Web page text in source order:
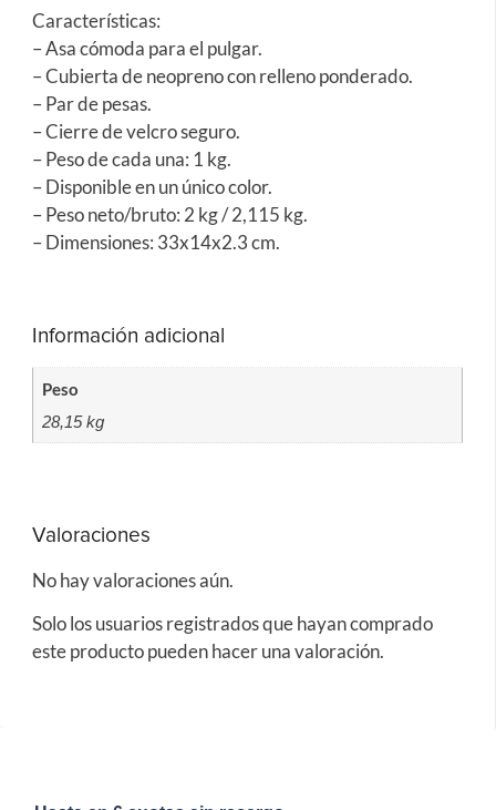
Características:
– Asa cómoda para el pulgar.
– Cubierta de neopreno con relleno ponderado.
– Par de pesas.
– Cierre de velcro seguro.
– Peso de cada una: 1 kg.
– Disponible en un único color.
– Peso neto/bruto: 2 kg / 2,115 kg.
– Dimensiones: 33x14x2.3 cm.
Información adicional
Peso
28,15 kg
Valoraciones
No hay valoraciones aún.
Solo los usuarios registrados que hayan comprado
este producto pueden hacer una valoración.